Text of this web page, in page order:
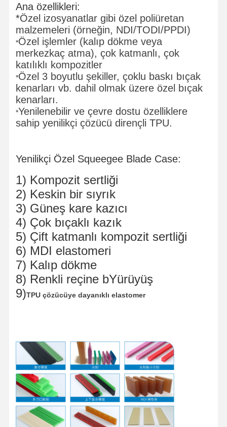
Ana özellikleri:
*Özel izosyanatlar gibi özel poliüretan
malzemeleri (örneğin, NDI/TODI/PPDI)
*Özel işlemler (kalıp dökme veya
merkezkaç atma), çok katmanlı, çok
katılıklı kompozitler
*Özel 3 boyutlu şekiller, çoklu baskı bıçak
kenarları vb. dahil olmak üzere özel bıçak
kenarları.
*Yenilenebilir ve çevre dostu özelliklere
sahip yenilikçi çözücü dirençli TPU.
Yenilikçi Özel Squeegee Blade Case:
1) Kompozit sertliği
2) Keskin bir sıyrık
3) Güneş kare kazıcı
4) Çok bıçaklı kazık
5) Çift katmanlı kompozit sertliği
6) MDI elastomeri
7) Kalıp dökme
8) Renkli reçine bYürüyüş
9)TPU çözücüye dayanıklı elastomer